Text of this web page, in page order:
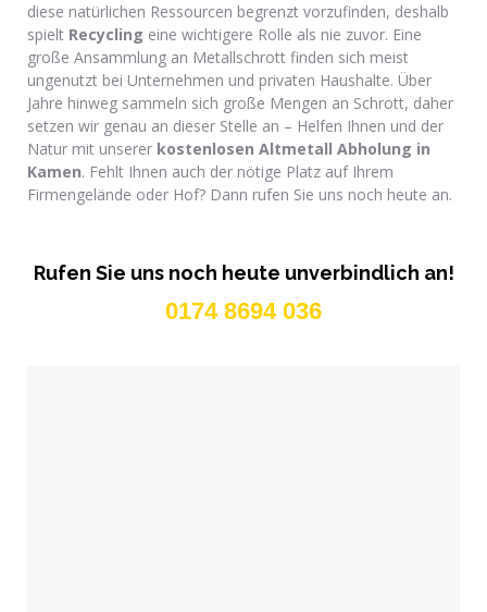
diese natürlichen Ressourcen begrenzt vorzufinden, deshalb
spielt Recycling eine wichtigere Rolle als nie zuvor. Eine
große Ansammlung an Metallschrott finden sich meist
ungenutzt bei Unternehmen und privaten Haushalte. Über
Jahre hinweg sammeln sich große Mengen an Schrott, daher
setzen wir genau an dieser Stelle an – Helfen Ihnen und der
Natur mit unserer kostenlosen Altmetall Abholung in
Kamen. Fehlt Ihnen auch der nötige Platz auf Ihrem
Firmengelände oder Hof? Dann rufen Sie uns noch heute an.
Rufen Sie uns noch heute unverbindlich an!
0174 8694 036